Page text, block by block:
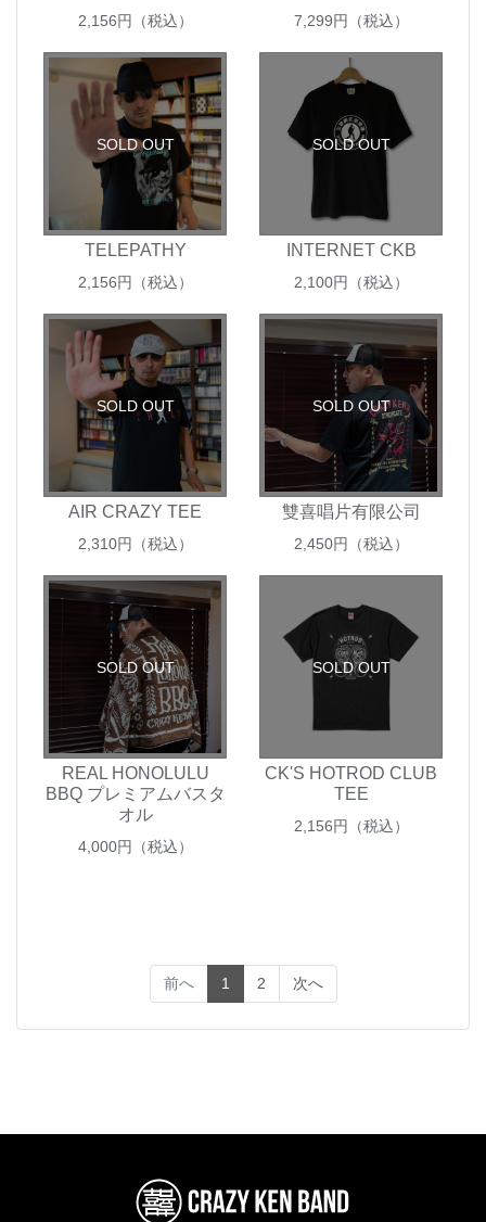
2,156円（税込） 7,299円（税込）
SOLD OUT
TELEPATHY
2,156円（税込）
SOLD OUT
INTERNET CKB
2,100円（税込）
SOLD OUT
AIR CRAZY TEE
2,310円（税込）
SOLD OUT
雙喜唱片有限公司
2,450円（税込）
SOLD OUT
REAL HONOLULU
BBQ プレミアムバスタ
オル
4,000円（税込）
SOLD OUT
CK'S HOTROD CLUB
TEE
2,156円（税込）
前へ 1 (current)
2 次へ